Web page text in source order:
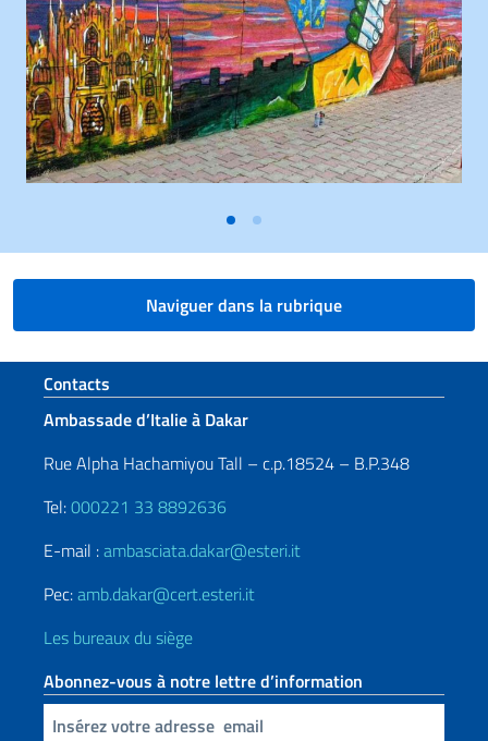
Naviguer dans la rubrique
Section de pied de page
Contacts
Ambassade d’Italie à Dakar
Rue Alpha Hachamiyou Tall – c.p.18524 – B.P.348
Tel:000221 33 8892636
E-mail :ambasciata.dakar@esteri.it
Pec:amb.dakar@cert.esteri.it
Les bureaux du siège
Abonnez-vous à notre lettre d’information
Insert your email